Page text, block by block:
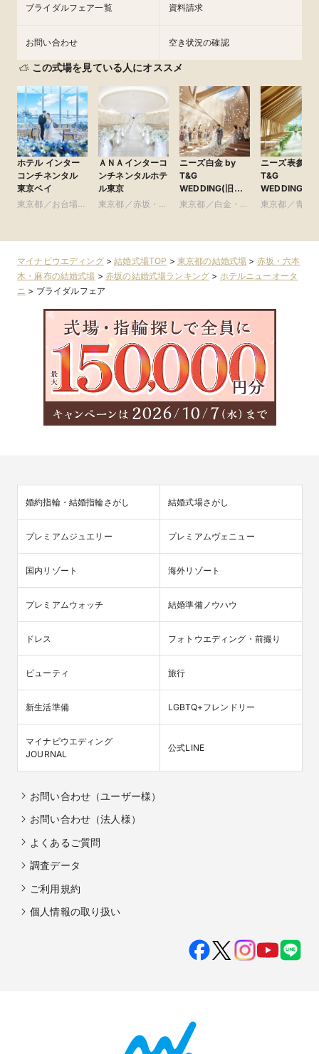
ブライダルフェア一覧 資料請求
お問い合わせ 空き状況の確認
この式場を見ている人にオススメ
ホテル インター
コンチネンタル
東京ベイ
東京都／お台場・
リア
ＡＮＡインターコ
ンチネンタルホテ
ル東京
東京都／赤坂・六
ニーズ白金 by
T&G
WEDDING(旧
アーフェリーク白
東京都／白金・恵
ニーズ表参道
T&G
WEDDING(旧
参道
東京都／青山
マイナビウエディング>結婚式場TOP > 東京都の結婚式場 > 赤坂・六本
木・麻布の結婚式場 >赤坂の結婚式場ランキング > ホテルニューオータ
ニ > ブライダルフェア
婚約指輪・結婚指輪さがし 結婚式場さがし
プレミアムジュエリー プレミアムヴェニュー
国内リゾート 海外リゾート
プレミアムウォッチ 結婚準備ノウハウ
ドレス フォトウエディング・前撮り
ビューティ 旅行
新生活準備 LGBTQ+フレンドリー
マイナビウエディング
JOURNAL
公式LINE
お問い合わせ（ユーザー様）
お問い合わせ（法人様）
よくあるご質問
調査データ
ご利用規約
個人情報の取り扱い